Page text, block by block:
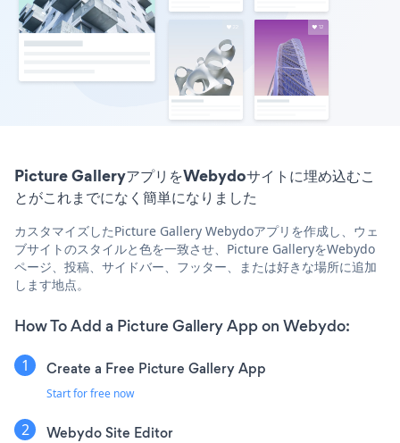
Picture GalleryアプリをWebydoサイトに埋め込むこ
とがこれまでになく簡単になりました
カスタマイズしたPicture Gallery Webydoアプリを作成し、ウェ
ブサイトのスタイルと色を一致させ、Picture GalleryをWebydo
ページ、投稿、サイドバー、フッター、または好きな場所に追加
します地点。
How To Add a Picture Gallery App on Webydo:
Create a Free Picture Gallery App
Start for free now
Webydo Site Editor